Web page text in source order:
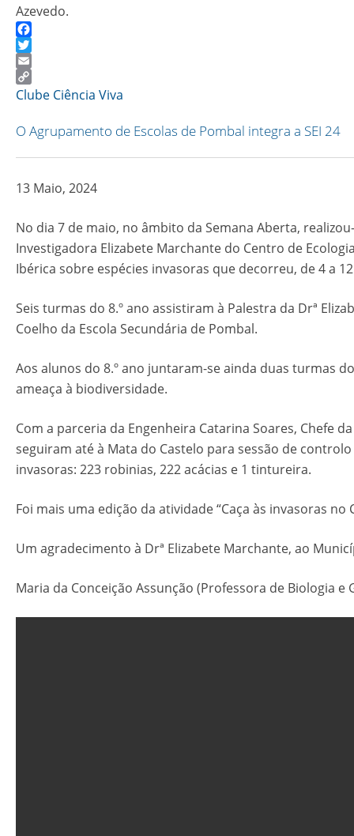
Azevedo.
Facebook
Twitter
Email
Copy
Clube Ciência Viva
O Agrupamento de Escolas de Pombal integra a SEI 24
13 Maio, 2024
No dia 7 de maio, no âmbito da Semana Aberta,
Investigadora Elizabete Marchante do Centro de
Ibérica sobre espécies invasoras que decorreu, de 4 a
Seis turmas do 8.º ano assistiram à Palestra da Drª
Coelho da Escola Secundária de Pombal.
Aos alunos do 8.º ano juntaram-se ainda duas turmas
ameaça à biodiversidade.
Com a parceria da Engenheira Catarina Soares, Chefe
seguiram até à Mata do Castelo para sessão de
invasoras: 223 robinias, 222 acácias e 1 tintureira.
Foi mais uma edição da atividade “Caça às invasoras
Um agradecimento à Drª Elizabete Marchante, ao
Maria da Conceição Assunção (Professora de Biologia e